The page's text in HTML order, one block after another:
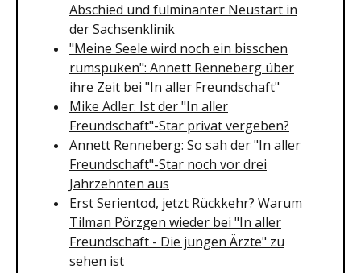
Abschied und fulminanter Neustart in
der Sachsenklinik
"Meine Seele wird noch ein bisschen
rumspuken": Annett Renneberg über
ihre Zeit bei "In aller Freundschaft"
Mike Adler: Ist der "In aller
Freundschaft"-Star privat vergeben?
Annett Renneberg: So sah der "In aller
Freundschaft"-Star noch vor drei
Jahrzehnten aus
Erst Serientod, jetzt Rückkehr? Warum
Tilman Pörzgen wieder bei "In aller
Freundschaft - Die jungen Ärzte" zu
sehen ist